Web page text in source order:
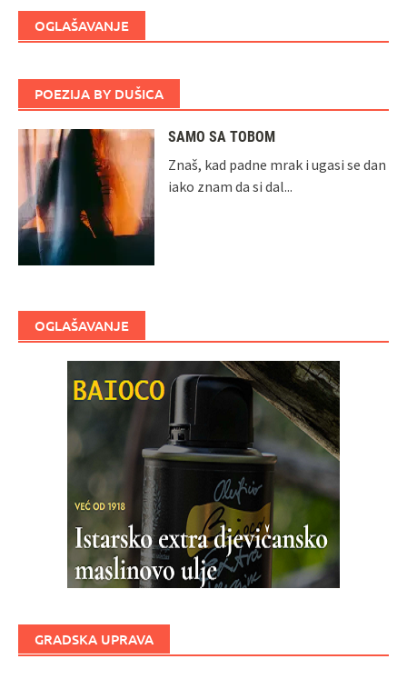
OGLAŠAVANJE
POEZIJA BY DUŠICA
SAMO SA TOBOM
Znaš, kad padne mrak i ugasi se dan
iako znam da si dal...
OGLAŠAVANJE
GRADSKA UPRAVA